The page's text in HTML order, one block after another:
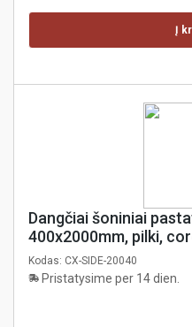
Į
Dangčiai šoniniai
400x2000mm, pilki,
Kodas: CX-SIDE-20040
Pristatysime per 14 dien.